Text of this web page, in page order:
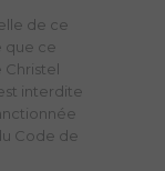
de ce
que ce
Christel
interdite
Code de